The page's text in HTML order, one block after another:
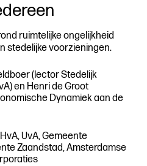
ruimtelijke ongelijkheid
stedelijke voorzieningen.
(lector Stedelijk
en Henri de Groot
Dynamiek aan de
UvA, Gemeente
Zaandstad, Amsterdamse